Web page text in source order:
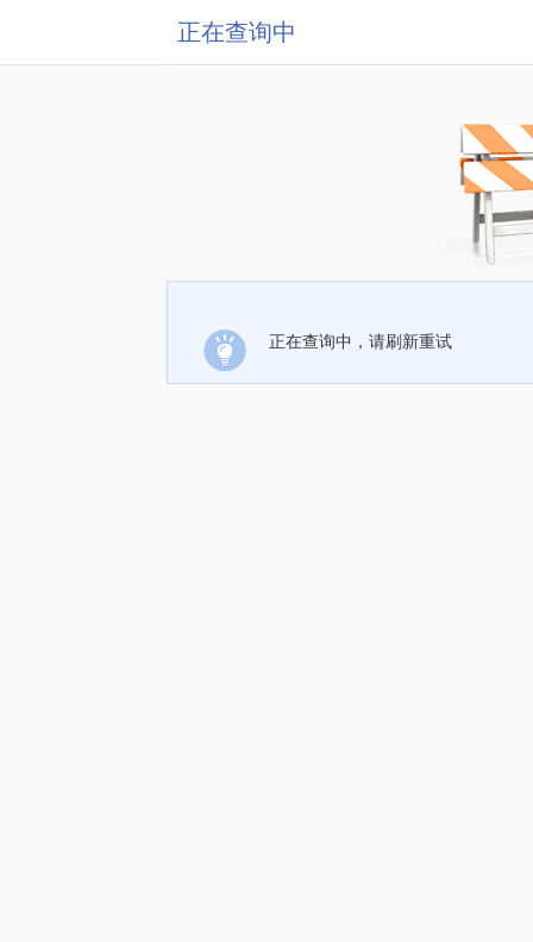
正在查询中
正在查询中，请刷新重试